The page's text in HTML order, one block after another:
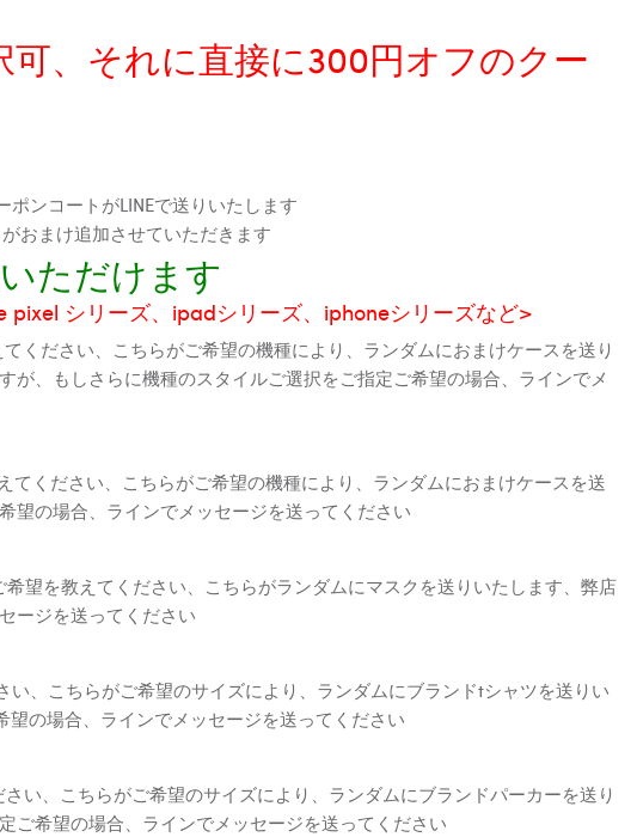
可、それに直接に300円オフのクー
ポンコートがLINEで送りいたします
おまけ追加させていただきます
ただけます
シリーズ、ipadシリーズ、iphoneシリーズなど>
ください、こちらがご希望の機種により、ランダムにおまけケースを送り
、もしさらに機種のスタイルご選択をご指定ご希望の場合、ラインでメ
ください、こちらがご希望の機種により、ランダムにおまけケースを送
望の場合、ラインでメッセージを送ってください
望を教えてください、こちらがランダムにマスクを送りいたします、弊店
ージを送ってください
、こちらがご希望のサイズにより、ランダムにブランドtシャツを送りい
の場合、ラインでメッセージを送ってください
い、こちらがご希望のサイズにより、ランダムにブランドパーカーを送り
ご希望の場合、ラインでメッセージを送ってください